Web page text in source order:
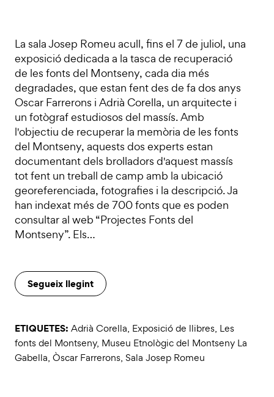
La sala Josep Romeu acull, fins el 7 de juliol, una
exposició dedicada a la tasca de recuperació
de les fonts del Montseny, cada dia més
degradades, que estan fent des de fa dos anys
Oscar Farrerons i Adrià Corella, un arquitecte i
un fotògraf estudiosos del massís. Amb
l'objectiu de recuperar la memòria de les fonts
del Montseny, aquests dos experts estan
documentant dels brolladors d'aquest massís
tot fent un treball de camp amb la ubicació
georeferenciada, fotografies i la descripció. Ja
han indexat més de 700 fonts que es poden
consultar al web “Projectes Fonts del
Montseny”. Els…
Segueix llegint
ETIQUETES: Adrià Corella, Exposició de llibres, Les
fonts del Montseny, Museu Etnològic del Montseny La
Gabella, Òscar Farrerons, Sala Josep Romeu